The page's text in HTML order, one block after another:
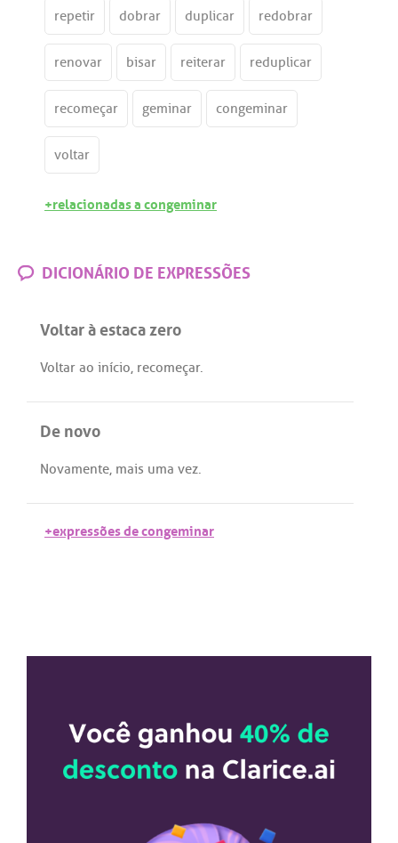
repetir dobrar duplicar redobrar
renovar bisar reiterar reduplicar
recomeçar geminar congeminar
voltar
+relacionadas a congeminar
DICIONÁRIO DE EXPRESSÕES
Voltar à estaca zero
Voltar ao início, recomeçar.
De novo
Novamente, mais uma vez.
+expressões de congeminar